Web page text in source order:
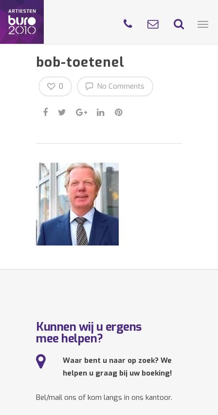
bob-toetenel
No Comments
0
Kunnen wij u ergens
mee helpen?
Waar bent u naar op zoek? We
helpen u graag bij uw boeking!
Bel/mail ons of kom langs in ons kantoor.